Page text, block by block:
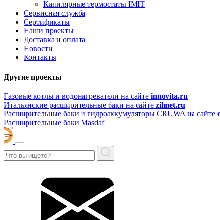
Капилярные термостаты IMIT
Сервисная служба
Сертификаты
Наши проекты
Доставка и оплата
Новости
Контакты
Другие проекты
Газовые котлы и водонагреватели на сайте innovita.ru
Итальянские расширительные баки на сайте zilmet.ru
Расширительные баки и гидроаккумуляторы CRUWA на сайте
Расширительные баки Masdaf